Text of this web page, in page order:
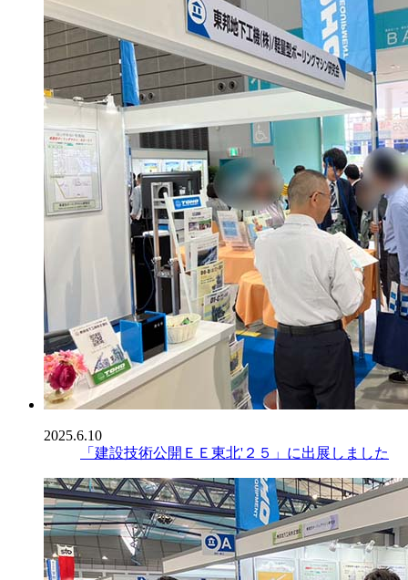
2025.6.10
「建設技術公開ＥＥ東北'２５」に出展しました